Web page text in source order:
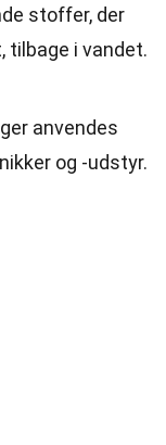
stoffer, der
i vandet.
anvendes
og -udstyr.